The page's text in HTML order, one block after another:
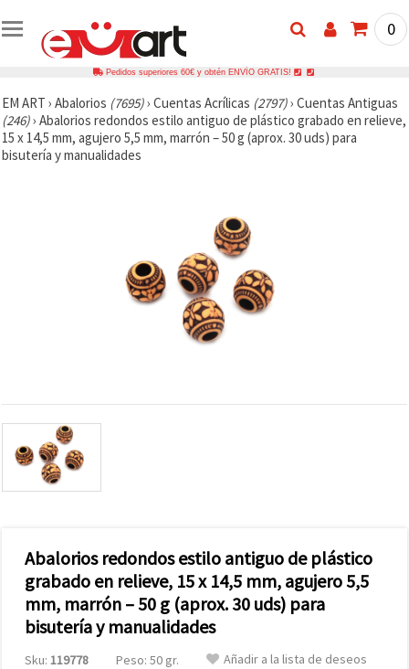
0
Pedidos superiores 60€ y obtén ENVÍO GRATIS!
EM ART › Abalorios (7695)› Cuentas Acrílicas (2797)› Cuentas Antiguas
(246)› Abalorios redondos estilo antiguo de plástico grabado en relieve,
15 x 14,5 mm, agujero 5,5 mm, marrón – 50 g (aprox. 30 uds) para
bisutería y manualidades
Abalorios redondos estilo antiguo de plástico
grabado en relieve, 15 x 14,5 mm, agujero 5,5
mm, marrón – 50 g (aprox. 30 uds) para
bisutería y manualidades
Sku: 119778 Peso: 50 gr. Añadir a la lista de deseos